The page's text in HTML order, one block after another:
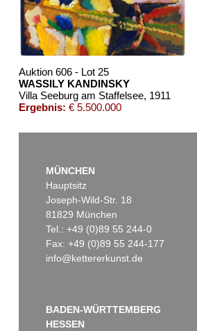
Auktion 610 - Lot 426000372
HERMANN MAX PECHSTEIN
Reisebilder, 1919
Schätzpreis:
€ 1.600
Auktion 606 - Lot 25
WASSILY KANDINSKY
Villa Seeburg am Staffelsee, 1911
Ergebnis: € 5.500.000
Auktion 606 - Lot 44
MÜNCHEN
Hauptsitz
Joseph-Wild-Str. 18
81829 München
Tel.: +49 (0)89 55 244-0
Fax: +49 (0)89 55 244-177
info@kettererkunst.de
BADEN-WÜRTTEMBERG
HESSEN